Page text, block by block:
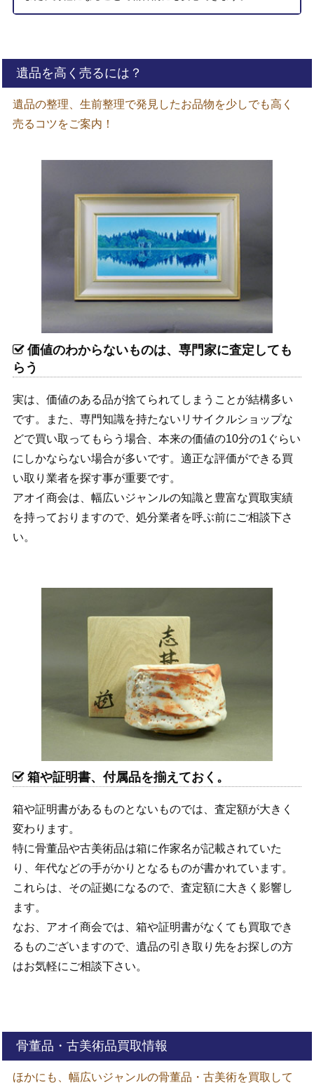
遺品を高く売るには？
遺品の整理、生前整理で発見したお品物を少しでも高く
売るコツをご案内！
価値のわからないものは、専門家に査定しても
らう
実は、価値のある品が捨てられてしまうことが結構多い
です。また、専門知識を持たないリサイクルショップな
どで買い取ってもらう場合、本来の価値の10分の1ぐらい
にしかならない場合が多いです。適正な評価ができる買
い取り業者を探す事が重要です。
アオイ商会は、幅広いジャンルの知識と豊富な買取実績
を持っておりますので、処分業者を呼ぶ前にご相談下さ
い。
箱や証明書、付属品を揃えておく。
箱や証明書があるものとないものでは、査定額が大きく
変わります。
特に骨董品や古美術品は箱に作家名が記載されていた
り、年代などの手がかりとなるものが書かれています。
これらは、その証拠になるので、査定額に大きく影響し
ます。
なお、アオイ商会では、箱や証明書がなくても買取でき
るものございますので、遺品の引き取り先をお探しの方
はお気軽にご相談下さい。
骨董品・古美術品買取情報
ほかにも、幅広いジャンルの骨董品・古美術を買取して